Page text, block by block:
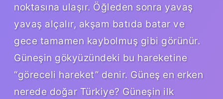
noktasına ulaşır. Öğleden sonra yavaş
yavaş alçalır, akşam batıda batar ve
gece tamamen kaybolmuş gibi görünür.
Güneşin gökyüzündeki bu hareketine
“göreceli hareket” denir. Güneş en erken
nerede doğar Türkiye? Güneşin ilk